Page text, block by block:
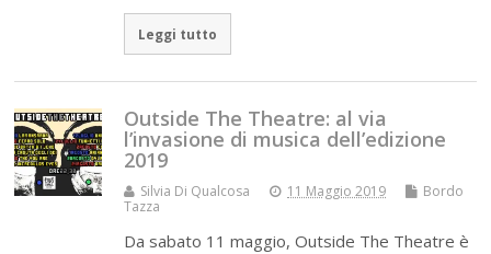
Leggi tutto
Outside The Theatre: al via
l’invasione di musica dell’edizione
2019
Silvia Di Qualcosa 11 Maggio 2019
Bordo
Tazza
Da sabato 11 maggio, Outside The Theatre è